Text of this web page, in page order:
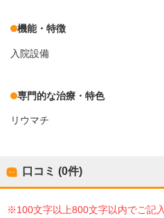
機能・特徴
入院設備
専門的な治療・特色
リウマチ
口コミ (0件)
※100文字以上800文字以内でご記